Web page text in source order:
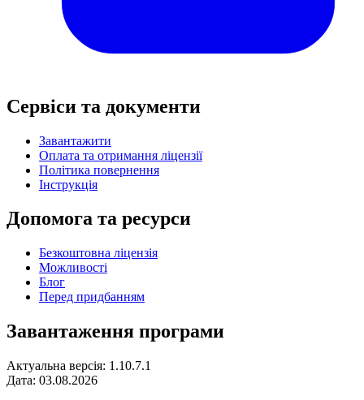
Сервіси та документи
Завантажити
Оплата та отримання ліцензії
Політика повернення
Інструкція
Допомога та ресурси
Безкоштовна ліцензія
Можливості
Блог
Перед придбанням
Завантаження програми
Актуальна версія: 1.10.7.1
Дата: 03.08.2026